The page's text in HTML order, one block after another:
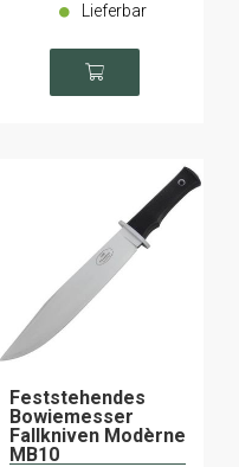
Lieferbar
Feststehendes
Bowiemesser
Fallkniven Modèrne
MB10